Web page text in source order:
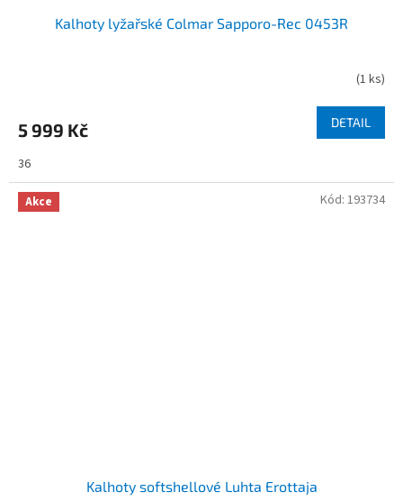
Kalhoty lyžařské Colmar Sapporo-Rec 0453R
(1 ks)
5 999 Kč DETAIL
36
Akce
Kalhoty softshellové Luhta Erottaja
Kód: 193734